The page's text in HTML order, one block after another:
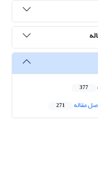
377
مقاله 271